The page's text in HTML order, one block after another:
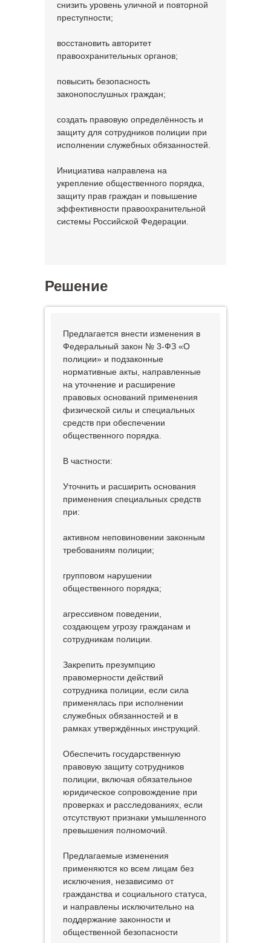
снизить уровень уличной и повторной
преступности;
восстановить авторитет
правоохранительных органов;
повысить безопасность
законопослушных граждан;
создать правовую определённость и
защиту для сотрудников полиции при
исполнении служебных обязанностей.
Инициатива направлена на
укрепление общественного порядка,
защиту прав граждан и повышение
эффективности правоохранительной
системы Российской Федерации.
Решение
Предлагается внести изменения в
Федеральный закон № 3-ФЗ «О
полиции» и подзаконные
нормативные акты, направленные
на уточнение и расширение
правовых оснований применения
физической силы и специальных
средств при обеспечении
общественного порядка.
В частности:
Уточнить и расширить основания
применения специальных средств
при:
активном неповиновении законным
требованиям полиции;
групповом нарушении
общественного порядка;
агрессивном поведении,
создающем угрозу гражданам и
сотрудникам полиции.
Закрепить презумпцию
правомерности действий
сотрудника полиции, если сила
применялась при исполнении
служебных обязанностей и в
рамках утверждённых инструкций.
Обеспечить государственную
правовую защиту сотрудников
полиции, включая обязательное
юридическое сопровождение при
проверках и расследованиях, если
отсутствуют признаки умышленного
превышения полномочий.
Предлагаемые изменения
применяются ко всем лицам без
исключения, независимо от
гражданства и социального статуса,
и направлены исключительно на
поддержание законности и
общественной безопасности